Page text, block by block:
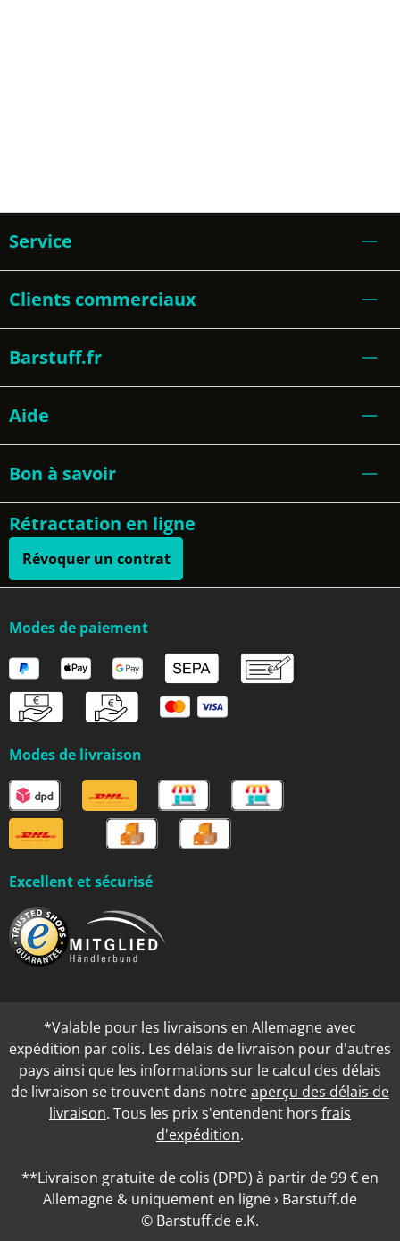
Service
Clients commerciaux
Barstuff.fr
Aide
Bon à savoir
Rétractation en ligne
Révoquer un contrat
Modes de paiement
Modes de livraison
Excellent et sécurisé
*Valable pour les livraisons en Allemagne avec
expédition par colis. Les délais de livraison pour d'autres
pays ainsi que les informations sur le calcul des délais
de livraison se trouvent dans notreaperçu des délais de
livraison. Tous les prix s'entendent hors frais
d'expédition.
**Livraison gratuite de colis (DPD) à partir de 99 € en
Allemagne & uniquement en ligne › Barstuff.de
© Barstuff.de e.K.